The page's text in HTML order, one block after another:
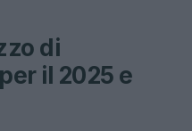
di
il 2025 e